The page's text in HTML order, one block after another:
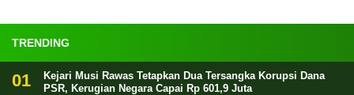
TRENDING
Kejari Musi Rawas Tetapkan Dua Tersangka Korupsi Dana
PSR, Kerugian Negara Capai Rp 601,9 Juta